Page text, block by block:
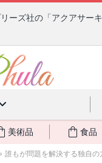
ーズ社の「アクアサー
美術品 食品
誰もが問題を解決する独自の